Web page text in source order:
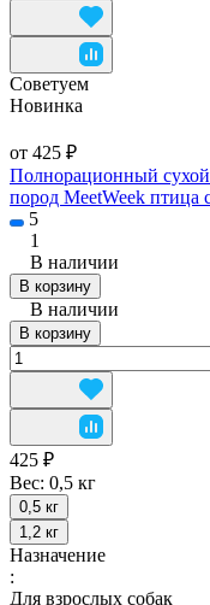
Советуем
Новинка
от 425 ₽
Полнорационный сухой
пород MeetWeek птица
5
1
В наличии
В корзину
В наличии
В корзину
425 ₽
Вес: 0,5 кг
0,5 кг
1,2 кг
Назначение
:
Для взрослых собак